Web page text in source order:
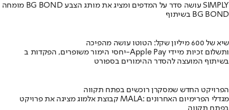
מומחה BG BOND עושה סדר על המדפים ומציג את מותג הצבע SIMPLY
בשיתוף BG BOND
שיא של 600 מיליון שקל: הטוטו עושה מהפיכה
יחסי הימור משופרים, הפקדות ב-Apple Pay ותשלום זכיות מיידי
בשיתוף המועצה להסדר ההימורים בספורט
הפרויקט החדש שמסקרן רוכשים בפתח תקווה
קבוצת אלמוג מציגה את פרויקט MALA: מגדלי הפרימיום האחרונים